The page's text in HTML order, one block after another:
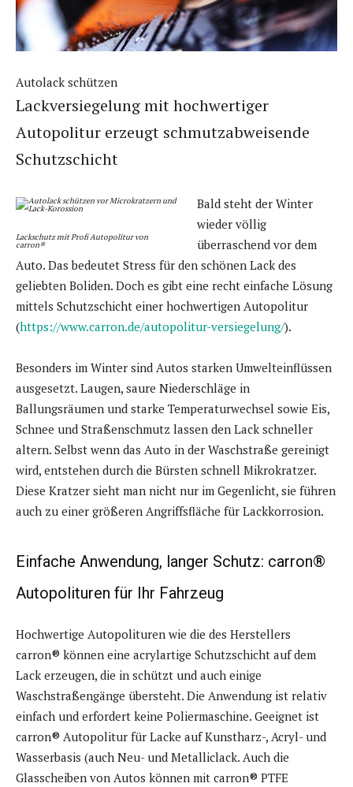
Autolack schützen
Lackversiegelung mit hochwertiger
Autopolitur erzeugt schmutzabweisende
Schutzschicht
Lackschutz mit Profi Autopolitur von
carron®
Bald steht der Winter
wieder völlig
überraschend vor dem
Auto. Das bedeutet Stress für den schönen Lack des
geliebten Boliden. Doch es gibt eine recht einfache Lösung
mittels Schutzschicht einer hochwertigen Autopolitur
(https://www.carron.de/autopolitur-versiegelung/).
Besonders im Winter sind Autos starken Umwelteinflüssen
ausgesetzt. Laugen, saure Niederschläge in
Ballungsräumen und starke Temperaturwechsel sowie Eis,
Schnee und Straßenschmutz lassen den Lack schneller
altern. Selbst wenn das Auto in der Waschstraße gereinigt
wird, entstehen durch die Bürsten schnell Mikrokratzer.
Diese Kratzer sieht man nicht nur im Gegenlicht, sie führen
auch zu einer größeren Angriffsfläche für Lackkorrosion.
Einfache Anwendung, langer Schutz: carron®
Autopolituren für Ihr Fahrzeug
Hochwertige Autopolituren wie die des Herstellers
carron® können eine acrylartige Schutzschicht auf dem
Lack erzeugen, die in schützt und auch einige
Waschstraßengänge übersteht. Die Anwendung ist relativ
einfach und erfordert keine Poliermaschine. Geeignet ist
carron® Autopolitur für Lacke auf Kunstharz-, Acryl- und
Wasserbasis (auch Neu- und Metalliclack. Auch die
Glasscheiben von Autos können mit carron® PTFE